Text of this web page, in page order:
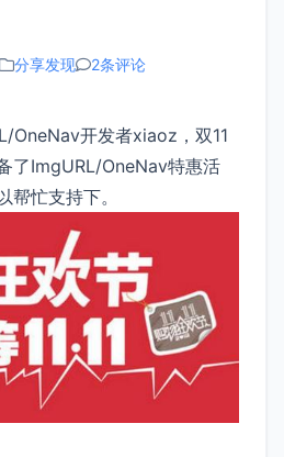
分享发现 2条评论
OneNav开发者xiaoz，双11
了ImgURL/OneNav特惠活
帮忙支持下。